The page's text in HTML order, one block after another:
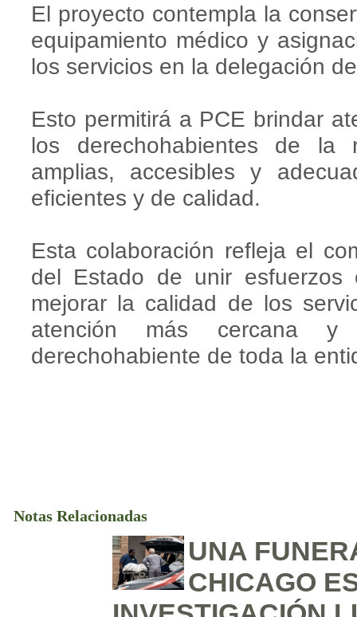
El proyecto contempla la
equipamiento médico y
los servicios en la delegación
Esto permitirá a PCE brindar
los derechohabientes de la
amplias, accesibles y
eficientes y de calidad.
Esta colaboración refleja el
del Estado de unir esfuerzos
mejorar la calidad de los
atención más cercana
derechohabiente de toda la
Notas Relacionadas
UNA
CHICAGO